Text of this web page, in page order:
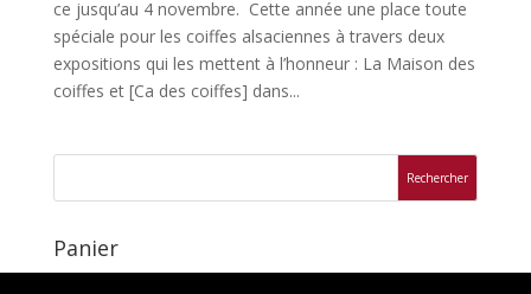
ce jusqu’au 4 novembre. Cette année une place toute
spéciale pour les coiffes alsaciennes à travers deux
expositions qui les mettent à l’honneur : La Maison des
coiffes et [Ca des coiffes] dans...
Panier